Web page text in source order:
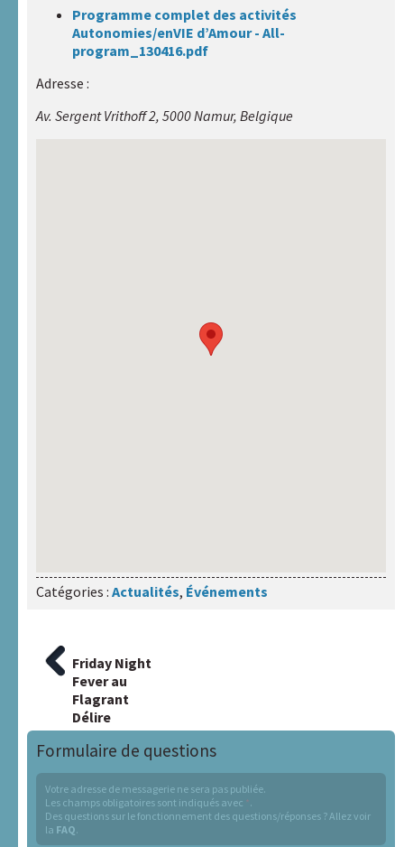
Programme complet des activités
Autonomies/enVIE d’Amour - All-
program_130416.pdf
Adresse :
Av. Sergent Vrithoff 2, 5000 Namur, Belgique
Catégories : Actualités, Événements
Navigation
l’article
Article
précédent
:
Friday Night
Fever au
Flagrant
Délire
Formulaire de questions
Votre adresse de messagerie ne sera pas publiée.
Les champs obligatoires sont indiqués avec *.
Des questions sur le fonctionnement des questions/réponses ? Allez voir
la FAQ.